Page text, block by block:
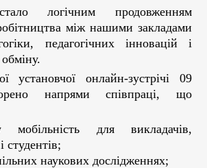
логічним продовженням
між нашими закладами
педагогічних інновацій і
установчої онлайн-зустрічі 09
напрями співпраці, що
мобільність для викладачів,
студентів;
наукових дослідженнях;